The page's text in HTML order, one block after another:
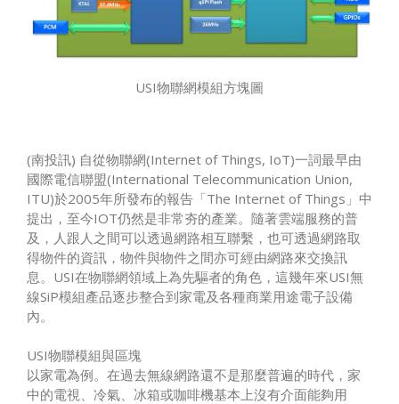
USI物聯網模組方塊圖
(南投訊) 自從物聯網(Internet of Things, IoT)一詞最早由
國際電信聯盟(International Telecommunication Union,
ITU)於2005年所發布的報告「The Internet of Things」中
提出，至今IOT仍然是非常夯的產業。隨著雲端服務的普
及，人跟人之間可以透過網路相互聯繫，也可透過網路取
得物件的資訊，物件與物件之間亦可經由網路來交換訊
息。USI在物聯網領域上為先驅者的角色，這幾年來USI無
線SiP模組產品逐步整合到家電及各種商業用途電子設備
內。
USI物聯模組與區塊
以家電為例。在過去無線網路還不是那麼普遍的時代，家
中的電視、冷氣、冰箱或咖啡機基本上沒有介面能夠用